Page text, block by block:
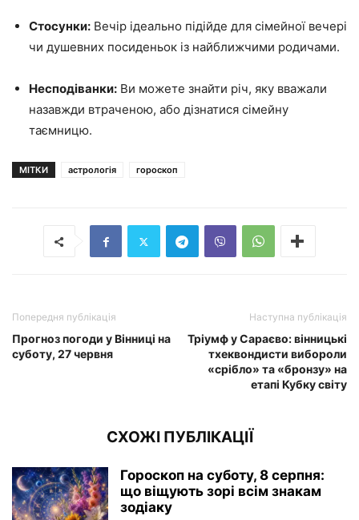
Стосунки: Вечір ідеально підійде для сімейної вечері
чи душевних посиденьок із найближчими родичами.
Несподіванки: Ви можете знайти річ, яку вважали
назавжди втраченою, або дізнатися сімейну
таємницю.
МІТКИ астрологія гороскоп
Попередня публікація
Прогноз погоди у Вінниці на
суботу, 27 червня
Наступна публікація
Тріумф у Сараєво: вінницькі
тхеквондисти вибороли
«срібло» та «бронзу» на
етапі Кубку світу
СХОЖІ ПУБЛІКАЦІЇ
Гороскоп на суботу, 8 серпня:
що віщують зорі всім знакам
зодіаку